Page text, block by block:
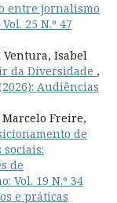
entre jornalismo
25 N.º 47
Ventura, Isabel
da Diversidade ,
Audiências
Freire,
de
de
Vol. 19 N.º 34
e práticas